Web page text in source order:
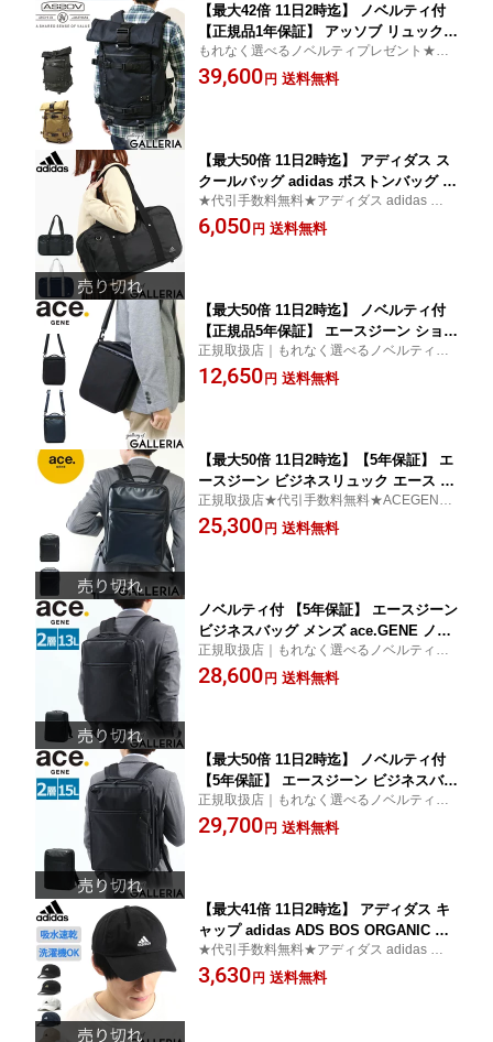
【最大42倍 11日2時迄】 ノベルティ付
【正規品1年保証】 アッソブ リュック
メンズ 大容量 シンプル 黒 AS2OV カジ
ュアル おしゃれ 通学 ブランド バック
もれなく選べるノベルティプレゼント★代
引手数料無料★アッソブ AS2OV リュック
39,600 円 送料無料
【最大50倍 11日2時迄】 アディダス ス
クールバッグ adidas ボストンバッグ タ
イガーバッグ スクール ボストン バッグ
A4 通学 16L メンズ レディース 中学生
★代引手数料無料★アディダス adidas スク
ールバッグ 通学バッグ 通学カバン
6,050 円 送料無料
【最大50倍 11日2時迄】 ノベルティ付
【正規品5年保証】 エースジーン ショル
ダー ace.GENE フレックスライトフィ
ット フレックスライト FLEX LITE Fit
正規取扱店｜もれなく選べるノベルティプ
レゼント★代引手数料無料★ACEGENE エ
ースジーン ショルダーバッグ
12,650 円 送料無料
【最大50倍 11日2時迄】【5年保証】 エ
ースジーン ビジネスリュック エース ビ
ジネス リュック ace.GENE GADGETA
BLE-WR ガジェタブル WR 2気室 B4 13
正規取扱店★代引手数料無料★ACEGENE
エースジーン リュックサック
25,300 円 送料無料
ノベルティ付 【5年保証】 エースジーン
ビジネスバッグ メンズ ace.GENE ノー
トPC PC エース ACE 通勤 ビジネス リ
ュック ビジネスリュック 軽量 軽い 撥
正規取扱店｜もれなく選べるノベルティプ
レゼント★代引手数料無料★エースジーン
ace.GENE エース リュック ビジネスバッグ
28,600 円 送料無料
【最大50倍 11日2時迄】 ノベルティ付
【5年保証】 エースジーン ビジネスバッ
グ メンズ 大容量 ace.GENE 通勤 軽量
撥水 A4 B4 15L 2層 PC収納 ノートPC
正規取扱店｜もれなく選べるノベルティプ
レゼント★代引手数料無料★エースジーン
ace.GENE エース リュック ビジネスバッグ
29,700 円 送料無料
【最大41倍 11日2時迄】 アディダス キ
ャップ adidas ADS BOS ORGANIC CO
TTON CAP 帽子 ブランド 吸汗速乾 洗
濯機洗い可能 刺繍 ロゴ スポーツ コッ
★代引手数料無料★アディダス adidas 帽子
キャップ
3,630 円 送料無料